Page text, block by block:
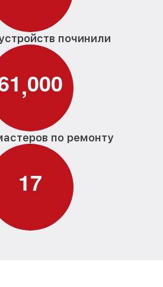
починили
1,000
по ремонту
17